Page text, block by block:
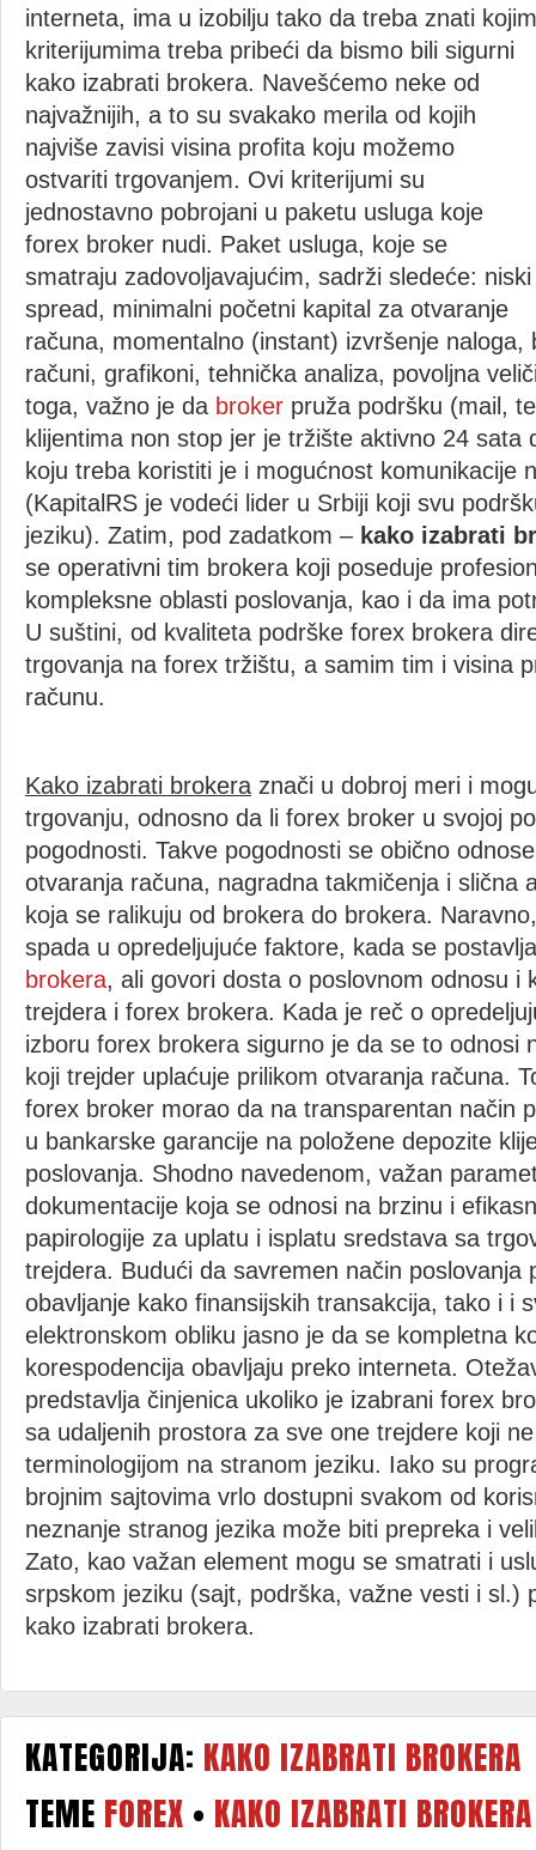
interneta, ima u izobilju tako da treba znati kojim
kriterijumima treba pribeći da bismo bili sigurni
kako izabrati brokera. Navešćemo neke od
najvažnijih, a to su svakako merila od kojih
najviše zavisi visina profita koju možemo
ostvariti trgovanjem. Ovi kriterijumi su
jednostavno pobrojani u paketu usluga koje
forex broker nudi. Paket usluga, koje se
smatraju zadovoljavajućim, sadrži sledeće: niski
spread, minimalni početni kapital za otvaranje
računa, momentalno (instant) izvršenje naloga,
računi, grafikoni, tehnička analiza, povoljna
toga, važno je da broker pruža podršku (mail,
klijentima non stop jer je tržište aktivno 24 sata
koju treba koristiti je i mogućnost komunikacije
(KapitalRS je vodeći lider u Srbiji koji svu
jeziku). Zatim, pod zadatkom – kako izabrati
se operativni tim brokera koji poseduje
kompleksne oblasti poslovanja, kao i da ima
U suštini, od kvaliteta podrške forex brokera
trgovanja na forex tržištu, a samim tim i visina
računu.
Kako izabrati brokera znači u dobroj meri i
trgovanju, odnosno da li forex broker u svojoj
pogodnosti. Takve pogodnosti se obično
otvaranja računa, nagradna takmičenja i slična
koja se ralikuju od brokera do brokera.
spada u opredeljujuće faktore, kada se
brokera, ali govori dosta o poslovnom odnosu i
trejdera i forex brokera. Kada je reč o
izboru forex brokera sigurno je da se to odnosi
koji trejder uplaćuje prilikom otvaranja računa.
forex broker morao da na transparentan način
u bankarske garancije na položene depozite
poslovanja. Shodno navedenom, važan
dokumentacije koja se odnosi na brzinu i
papirologije za uplatu i isplatu sredstava sa
trejdera. Budući da savremen način poslovanja
obavljanje kako finansijskih transakcija, tako i i
elektronskom obliku jasno je da se kompletna
korespodencija obavljaju preko interneta.
predstavlja činjenica ukoliko je izabrani forex
sa udaljenih prostora za sve one trejdere koji
terminologijom na stranom jeziku. Iako su
brojnim sajtovima vrlo dostupni svakom od
neznanje stranog jezika može biti prepreka i
Zato, kao važan element mogu se smatrati i
srpskom jeziku (sajt, podrška, važne vesti i sl.)
kako izabrati brokera.
KATEGORIJA: KAKO IZABRATI BROKERA
TEME FOREX • KAKO IZABRATI BROKERA